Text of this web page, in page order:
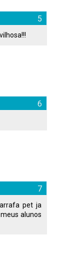
pet ja
alunos